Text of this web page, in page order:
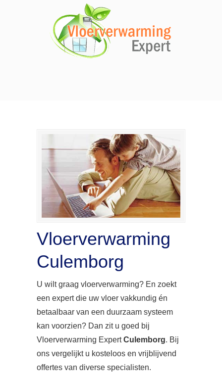
Vloerverwarming
Culemborg
U wilt graag vloerverwarming? En zoekt
een expert die uw vloer vakkundig én
betaalbaar van een duurzaam systeem
kan voorzien? Dan zit u goed bij
Vloerverwarming ExpertCulemborg. Bij
ons vergelijkt u kosteloos en vrijblijvend
offertes van diverse specialisten.